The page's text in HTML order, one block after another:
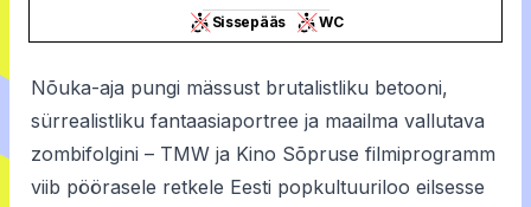
Sissepääs WC
Nõuka-aja pungi mässust brutalistliku betooni,
sürrealistliku fantaasiaportree ja maailma vallutava
zombifolgini – TMW ja Kino Sõpruse filmiprogramm
viib pöörasele retkele Eesti popkultuuriloo eilsesse